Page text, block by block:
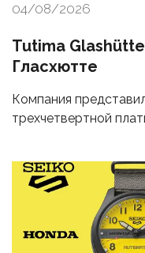
04/08/2026
Tutima
Гласхютте
Компания
трехчетвертной